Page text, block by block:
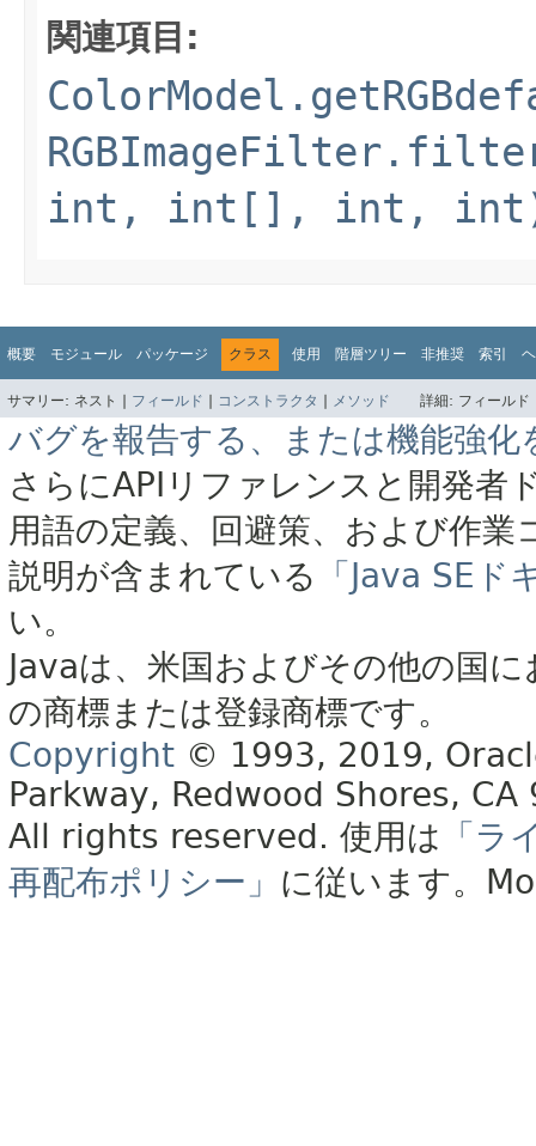
関連項目:
int, int[], int,
概要 モジュール パッケージ クラス 使用 階層ツリー 非推奨 索引
サマリー: ネスト | フィールド | コンストラクタ | メソッド 詳細: フィール
バグを報告する、または機能強化
さらにAPIリファレンスと開発者
用語の定義、回避策、および作
説明が含まれている
「Java SE
い。
Javaは、米国およびその他の国
の商標または登録商標です。
Copyright © 1993, 2019,
Parkway, Redwood Shores, CA
All rights reserved. 使用は 「ラ
再配布ポリシー」 に従います。